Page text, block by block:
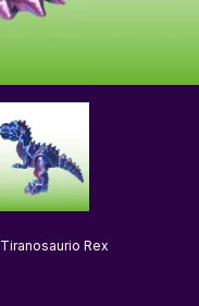
Tiranosaurio Rex